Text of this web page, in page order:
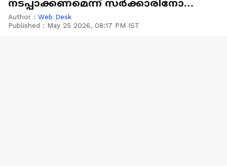
നടപ്പാക്കണമെന്ന് സർക്കാരിനോട്
കോടതി
Author : Web Desk
Published : May 25 2026, 08:17 PM IST